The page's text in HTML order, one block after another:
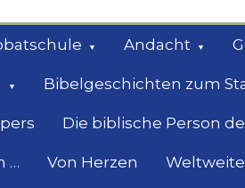
Andacht
Bibelgeschichten zum
Die biblische Person
… Von Herzen